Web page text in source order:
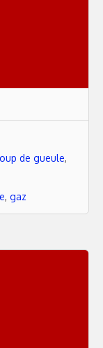
de gueule,
, gaz